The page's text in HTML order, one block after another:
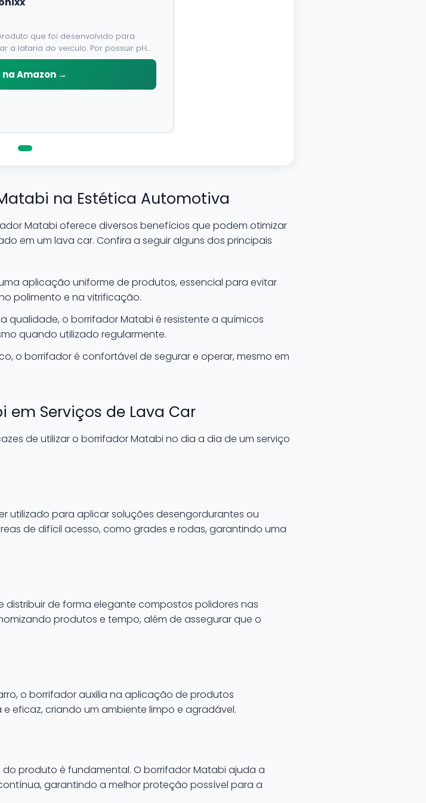
que foi desenvolvido para
a lataria do veiculo. Por possuir pH
qualquer superficie sem correr o
na Amazon →
na Estética Automotiva
Matabi oferece diversos benefícios que podem otimizar
em um lava car. Confira a seguir alguns dos principais
aplicação uniforme de produtos, essencial para evitar
polimento e na vitrificação.
qualidade, o borrifador Matabi é resistente a químicos
quando utilizado regularmente.
o borrifador é confortável de segurar e operar, mesmo em
em Serviços de Lava Car
de utilizar o borrifador Matabi no dia a dia de um serviço
utilizado para aplicar soluções desengordurantes ou
de difícil acesso, como grades e rodas, garantindo uma
de forma elegante compostos polidores nas
produtos e tempo, além de assegurar que o
o borrifador auxilia na aplicação de produtos
eficaz, criando um ambiente limpo e agradável.
produto é fundamental. O borrifador Matabi ajuda a
garantindo a melhor proteção possível para a